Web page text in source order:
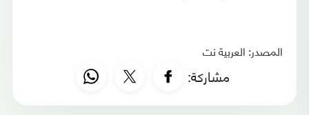
المصدر: العربية نت
مشاركة: